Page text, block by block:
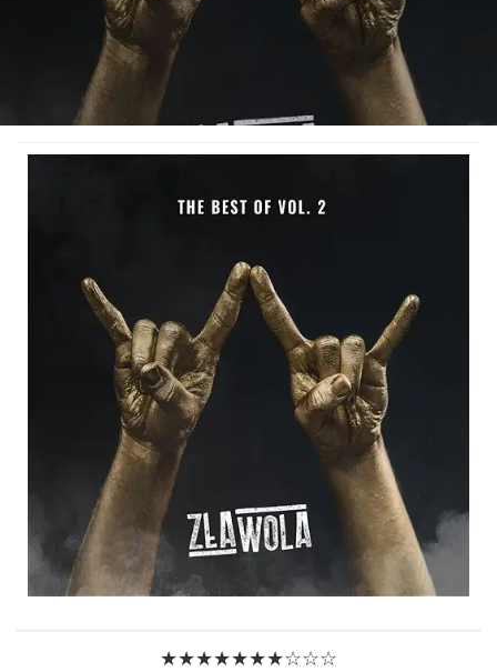
★★★★★★★☆☆☆